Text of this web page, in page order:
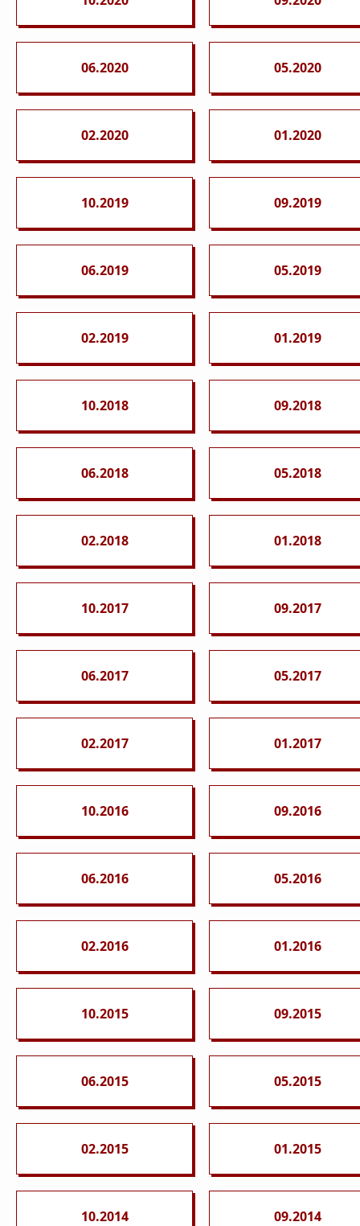
06.2020 05.2020
02.2020 01.2020
10.2019 09.2019
06.2019 05.2019
02.2019 01.2019
10.2018 09.2018
06.2018 05.2018
02.2018 01.2018
10.2017 09.2017
06.2017 05.2017
02.2017 01.2017
10.2016 09.2016
06.2016 05.2016
02.2016 01.2016
10.2015 09.2015
06.2015 05.2015
02.2015 01.2015
10.2014 09.2014